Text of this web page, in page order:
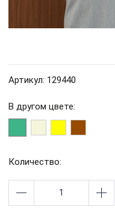
Артикул: 129440
В другом цвете:
Количество: